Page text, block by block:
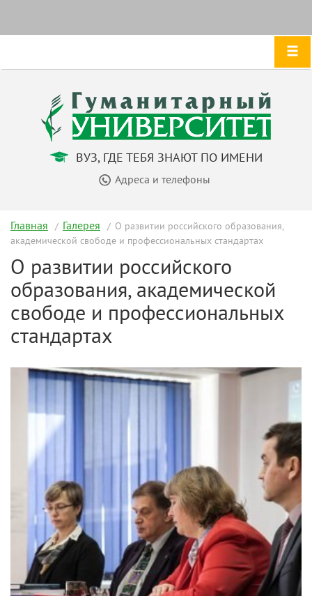
ВУЗ, ГДЕ ТЕБЯ ЗНАЮТ ПО ИМЕНИ
Адреса и телефоны
Главная Галерея
О развитии российского образования,
академической свободе и профессиональных стандартах
О развитии российского
образования, академической
свободе и профессиональных
стандартах